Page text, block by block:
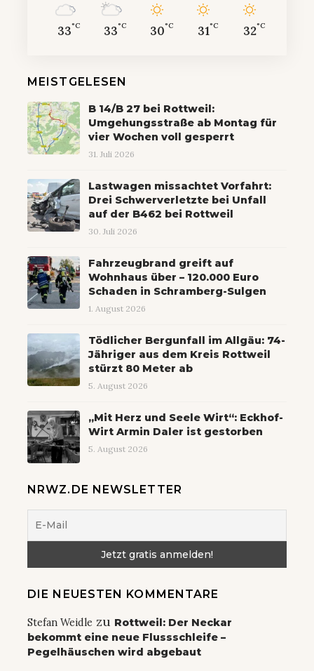
33°C 33°C 30°C 31°C 32°C
MEISTGELESEN
B 14/B 27 bei Rottweil:
Umgehungsstraße ab Montag für
vier Wochen voll gesperrt
31. Juli 2026
Lastwagen missachtet Vorfahrt:
Drei Schwerverletzte bei Unfall
auf der B462 bei Rottweil
30. Juli 2026
Fahrzeugbrand greift auf
Wohnhaus über – 120.000 Euro
Schaden in Schramberg-Sulgen
1. August 2026
Tödlicher Bergunfall im Allgäu: 74-
Jähriger aus dem Kreis Rottweil
stürzt 80 Meter ab
5. August 2026
„Mit Herz und Seele Wirt“: Eckhof-
Wirt Armin Daler ist gestorben
5. August 2026
NRWZ.DE NEWSLETTER
DIE NEUESTEN KOMMENTARE
Stefan Weidle zu Rottweil: Der Neckar
bekommt eine neue Flussschleife –
Pegelhäuschen wird abgebaut